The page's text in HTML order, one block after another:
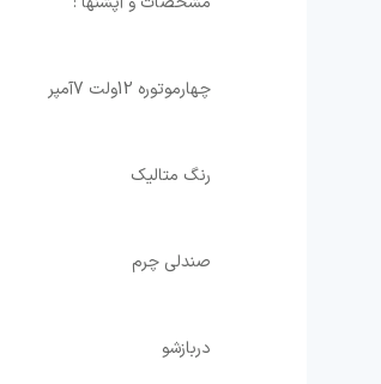
⁩چهارموتوره 12ولت 7آمپر⁦
⁩رنگ متالیک ⁦
⁩صندلی چرم ⁦
⁩دربازشو ⁦